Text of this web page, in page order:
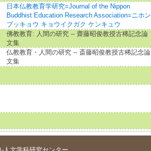
日本仏教教育学研究=Journal of the Nippon
Buddhist Education Research Association=ニホン
ブッキョウ キョウイクガク ケンキュウ
佛教教育: 人間の研究 -- 齋藤昭俊教授古稀記念論
文集
仏教教育・人間の研究 -- 斎藤昭俊教授古稀記念論
文集